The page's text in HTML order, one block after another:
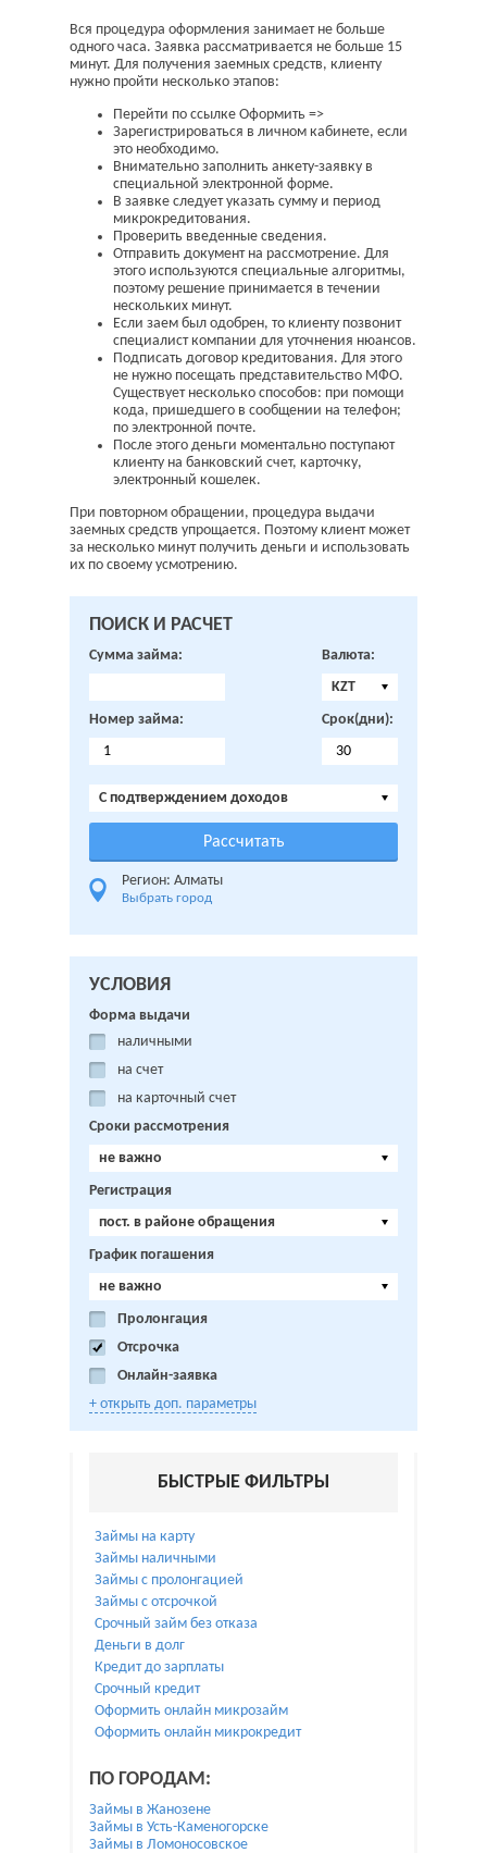
Вся процедура оформления занимает не больше
одного часа. Заявка рассматривается не больше 15
минут. Для получения заемных средств, клиенту
нужно пройти несколько этапов:
Перейти по ссылке Оформить =>
Зарегистрироваться в личном кабинете, если
это необходимо.
Внимательно заполнить анкету-заявку в
специальной электронной форме.
В заявке следует указать сумму и период
микрокредитования.
Проверить введенные сведения.
Отправить документ на рассмотрение. Для
этого используются специальные алгоритмы,
поэтому решение принимается в течении
нескольких минут.
Если заем был одобрен, то клиенту позвонит
специалист компании для уточнения нюансов.
Подписать договор кредитования. Для этого
не нужно посещать представительство МФО.
Существует несколько способов: при помощи
кода, пришедшего в сообщении на телефон;
по электронной почте.
После этого деньги моментально поступают
клиенту на банковский счет, карточку,
электронный кошелек.
При повторном обращении, процедура выдачи
заемных средств упрощается. Поэтому клиент может
за несколько минут получить деньги и использовать
их по своему усмотрению.
ПОИСК И РАСЧЕТ
Сумма займа:
Валюта:
KZT
Номер займа:
Срок(дни):
C подтверждением доходов
Регион: Алматы
Выбрать город
УСЛОВИЯ
Форма выдачи
наличными
на счет
на карточный счет
Сроки рассмотрения
не важно
Регистрация
пост. в районе обращения
График погашения
не важно
Пролонгация
Отсрочка
Онлайн-заявка
+ открыть доп. параметры
БЫСТРЫЕ ФИЛЬТРЫ
Займы на карту
Займы наличными
Займы с пролонгацией
Займы с отсрочкой
Срочный займ без отказа
Деньги в долг
Кредит до зарплаты
Срочный кредит
Оформить онлайн микрозайм
Оформить онлайн микрокредит
ПО ГОРОДАМ:
Займы в Жанозене
Займы в Усть-Каменогорске
Займы в Ломоносовское